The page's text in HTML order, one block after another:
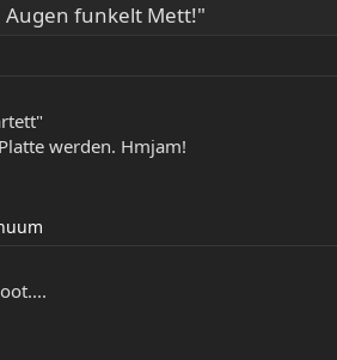
Augen funkelt Mett!"
werden. Hmjam!